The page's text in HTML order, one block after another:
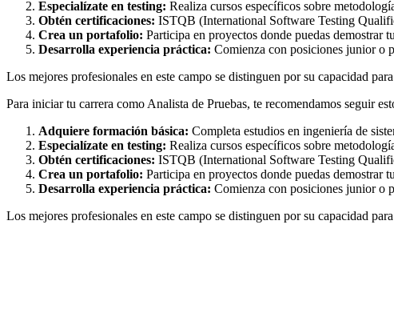
Especialízate en testing: Realiza cursos específicos sobre
Obtén certificaciones: ISTQB (International Software Testing
Crea un portafolio: Participa en proyectos donde puedas demostrar
Desarrolla experiencia práctica: Comienza con posiciones junior o
Los mejores profesionales en este campo se distinguen por su capacidad
Para iniciar tu carrera como Analista de Pruebas, te recomendamos seguir
Adquiere formación básica: Completa estudios en ingeniería de
Especialízate en testing: Realiza cursos específicos sobre
Obtén certificaciones: ISTQB (International Software Testing
Crea un portafolio: Participa en proyectos donde puedas demostrar
Desarrolla experiencia práctica: Comienza con posiciones junior o
Los mejores profesionales en este campo se distinguen por su capacidad